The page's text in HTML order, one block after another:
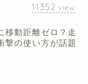
11352 view
移動距離ゼロ？走
撃の使い方が話題